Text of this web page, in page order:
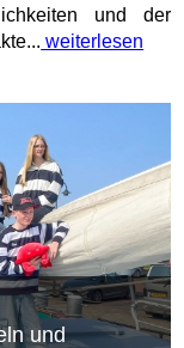
und der
weiterlesen
und